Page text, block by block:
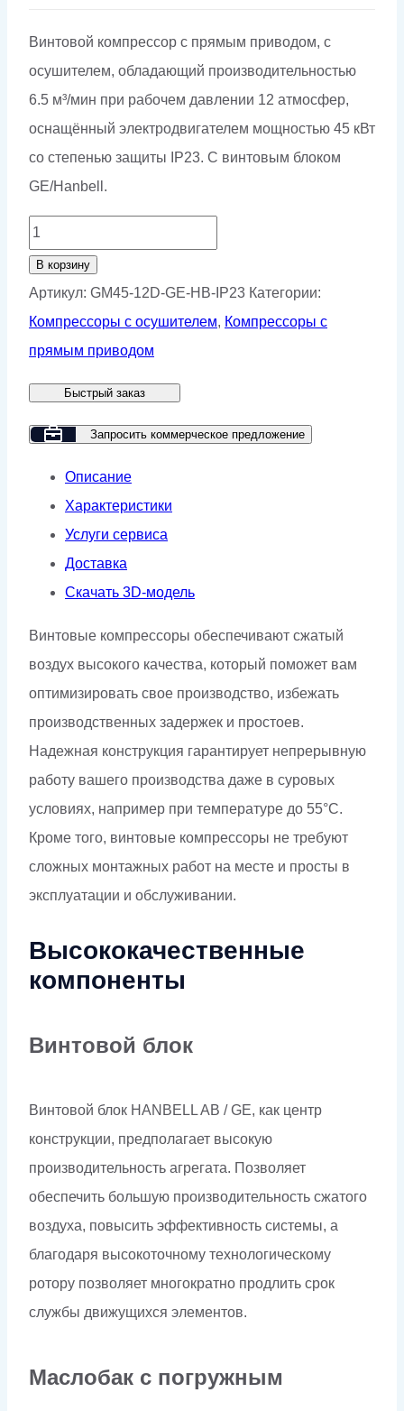
Винтовой компрессор с прямым приводом, с
осушителем, обладающий производительностью
6.5 м³/мин при рабочем давлении 12 атмосфер,
оснащённый электродвигателем мощностью 45 кВт
со степенью защиты IP23. С винтовым блоком
GE/Hanbell.
Количество
товара
Винтовой
компрессор
GMP
45-
12D
(IP23)
В корзину
Артикул: GM45-12D-GE-HB-IP23 Категории:
Компрессоры с осушителем, Компрессоры с
прямым приводом
Быстрый заказ
Запросить коммерческое предложение
Описание
Характеристики
Услуги сервиса
Доставка
Скачать 3D-модель
Винтовые компрессоры обеспечивают сжатый
воздух высокого качества, который поможет вам
оптимизировать свое производство, избежать
производственных задержек и простоев.
Надежная конструкция гарантирует непрерывную
работу вашего производства даже в суровых
условиях, например при температуре до 55°C.
Кроме того, винтовые компрессоры не требуют
сложных монтажных работ на месте и просты в
эксплуатации и обслуживании.
Высококачественные
компоненты
Винтовой блок
Винтовой блок HANBELL AB / GE, как центр
конструкции, предполагает высокую
производительность агрегата. Позволяет
обеспечить большую производительность сжатого
воздуха, повысить эффективность системы, а
благодаря высокоточному технологическому
ротору позволяет многократно продлить срок
службы движущихся элементов.
Маслобак с погружным